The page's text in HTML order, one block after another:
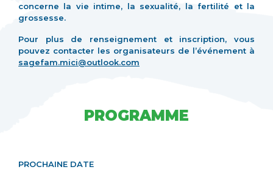
concerne la vie intime, la sexualité, la fertilité et la
grossesse.
Pour plus de renseignement et inscription, vous
pouvez contacter les organisateurs de l’événement à
sagefam.mici@outlook.com
PROGRAMME
PROCHAINE DATE